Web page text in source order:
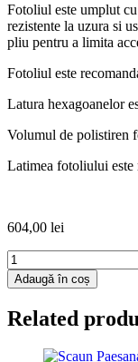
Fotoliul este umplut
rezistente la uzura si
pliu pentru a limita
Fotoliul este
Latura hexagoanelor
Volumul de polistiren
Latimea fotoliului este
604,00 lei
Cantitate
Fotoliu
puf
Ball
imitatie
Adaugă în coș
Related